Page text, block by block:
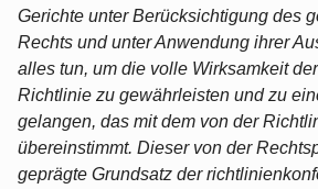
Gerichte unter Berücksichtigung des
Rechts und unter Anwendung ihrer
alles tun, um die volle Wirksamkeit
Richtlinie zu gewährleisten und zu
gelangen, das mit dem von der
übereinstimmt. Dieser von der
geprägte Grundsatz der